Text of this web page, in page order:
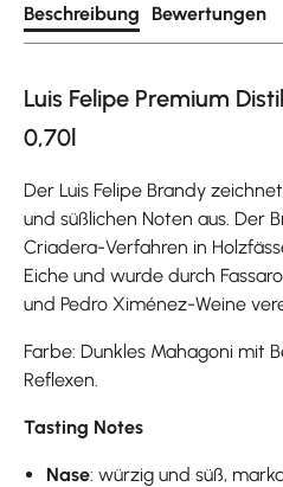
Beschreibung Bewertungen
Luis Felipe Premium
0,70l
Der Luis Felipe Brandy
und süßlichen Noten aus. Der
Criadera-Verfahren in
Eiche und wurde durch
und Pedro Ximénez-Weine
Farbe: Dunkles Mahagoni mit
Reflexen.
Tasting Notes
Nase: würzig und süß,